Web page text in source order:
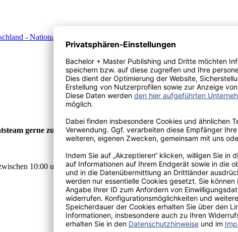
- Nationalsozialismus, II. Weltkrieg
gerne zur Verfügung:
10:00 und 12:00 Uhr sowie Mittwoch 14:00 bis 15:00 Uhr: